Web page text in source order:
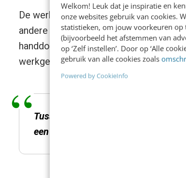
Welkom! Leuk dat je inspiratie en
onze websites gebruik van cookies.
statistieken, om jouw voorkeuren
(bijvoorbeeld het afstemmen van
op ‘Zelf instellen’. Door op ‘Alle
gebruik van alle cookies zoals
Powered by CookieInfo
De werkelijkheid is eerder een hink-
andere creatief leidinggevende – zelf
handdoek in de ring gooien. Ze willen
werkgever.
Tussen de afgeschermde creatief
een gigantische kloof.